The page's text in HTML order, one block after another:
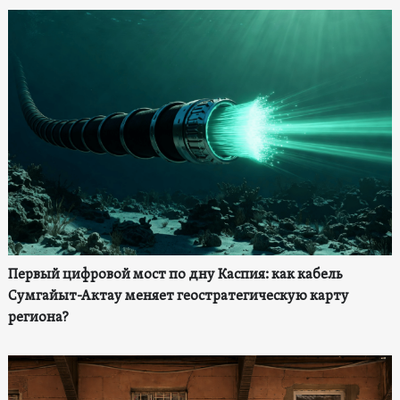
Первый цифровой мост по дну Каспия: как кабель
Сумгайыт-Актау меняет геостратегическую карту
региона?